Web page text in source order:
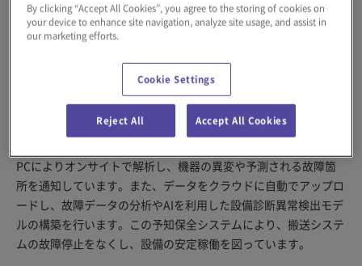
予知保全システムのイメージ
当社グループは、イントラロジスティクス事業において、目視・
手触・聴診などの点検を自動化した独自の予知保全システムを構
築しています。予知保全システムでは、振動・発熱・音響などを
PCによりオンサイトで解析し、機器の異変や予測される故障箇
所を通知しています。また、データをクラウドに自動でアップロ
ードし、故障データの分析やAIを利用した設備診断異常検出モデ
ルの構築を行います。この予知保全システムにより、搬送システ
ムの故障停止をなくし、設備の安定稼働を図っています。
By clicking “Accept All Cookies”, you agree to the storing of cookies on
your device to enhance site navigation, analyze site usage, and assist in
our marketing efforts.
Cookie Settings
Reject All Accept All Cookies